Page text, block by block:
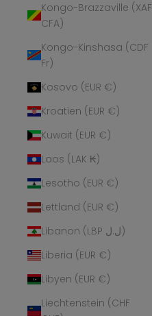
Kongo-Brazzaville (XAF
CFA)
Kongo-Kinshasa (CDF
Fr)
Kosovo (EUR €)
Kroatien (EUR €)
Kuwait (EUR €)
Laos (LAK ₭)
Lesotho (EUR €)
Lettland (EUR €)
Libanon (LBP ل.ل)
Liberia (EUR €)
Libyen (EUR €)
Liechtenstein (CHF